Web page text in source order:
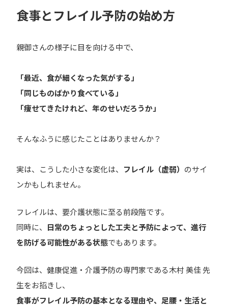
食事とフレイル予防の始め方
親御さんの様子に目を向ける中で、
「最近、食が細くなった気がする」
「同じものばかり食べている」
「痩せてきたけれど、年のせいだろうか」
そんなふうに感じたことはありませんか？
実は、こうした小さな変化は、 フレイル（虚弱） のサイ
ンかもしれません。
フレイルは、要介護状態に至る前段階です。
同時に、 日常のちょっとした工夫と予防によって、進行
を防げる可能性がある状態でもあります。
今回は、健康促進・介護予防の専門家である木村 美佳 先
生をお招きし、
食事がフレイル予防の基本となる理由や、足腰・生活と